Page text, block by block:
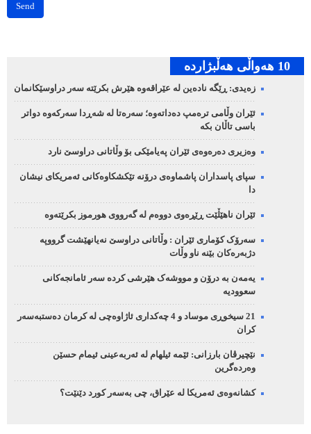
Send
10 هه‌واڵی هه‌ڵبژارده‌
زەیدی: ڕێگە نادەین لە عێراقەوە هێرش بکرێتە سەر دراوسێکانمان
ئێران وڵامی ترەمپ دەداتەوە؛ سەرەتا لە شەڕدا سەرکەوە دواتر
باسی تاڵان بکە
وەزیری دەرەوەی ئێران پەیامێکی بۆ وڵاتانی دراوسێ نارد
سپای پاسداران پاشماوەی درۆنە تێکشکاوەکانی ئەمریکای نیشان
دا
ئێران ناهێڵێت ڕێڕەوی دووەم لە گەرووی هورموز بکرێتەوە
سەرۆک کۆماری ئێران : وڵاتانی دراوسێ نەیانهێشت گرووپە
دژبەرەکان بێنە ناو وڵات
یەمەن بە درۆن و مووشەک هێرشی کردە سەر ئامانجەکانی
سعوودیە
21 سیخوڕی موساد و 4 چەکداری ئاژاوەچی لە کرمان دەستبەسەر
کران
نێچیرڤان بارزانی: ئێمە ئیلهام لە ئەربەعینی ئیمام حسێن
وەردەگرین
کشانەوەی ئەمریکا لە عێراق، چی بەسەر کورد دێنێت؟